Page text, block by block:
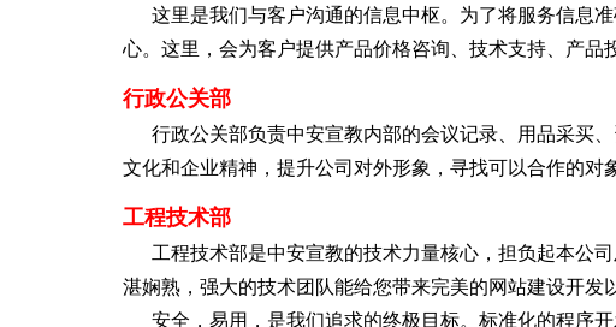
这里是我们与客户沟通的信息中枢。为了将服务信息
心。这里，会为客户提供产品价格咨询、技术支持、产品
行政公关部
行政公关部负责中安宣教内部的会议记录、用品采买
文化和企业精神，提升公司对外形象，寻找可以合作的对
工程技术部
工程技术部是中安宣教的技术力量核心，担负起本公
湛娴熟，强大的技术团队能给您带来完美的网站建设开发
安全，易用，是我们追求的终极目标。标准化的程序